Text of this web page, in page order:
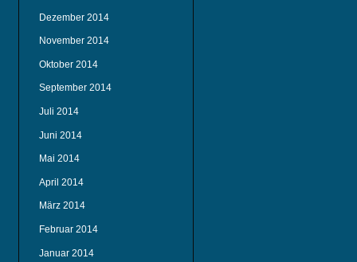
Dezember 2014
November 2014
Oktober 2014
September 2014
Juli 2014
Juni 2014
Mai 2014
April 2014
März 2014
Februar 2014
Januar 2014